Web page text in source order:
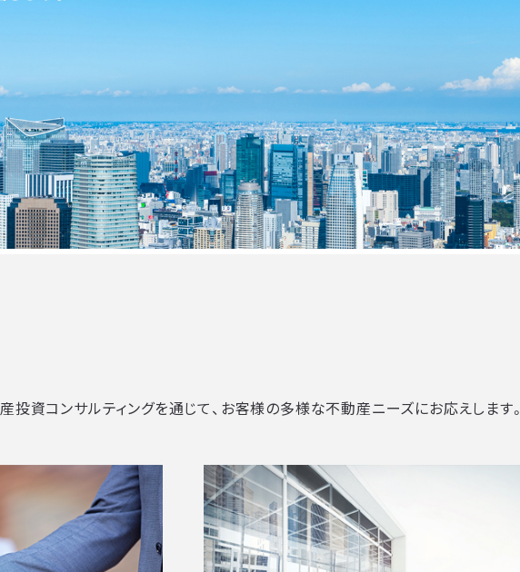
資コンサルティングを通じて、お客様の多様な不動産ニーズにお応えします。